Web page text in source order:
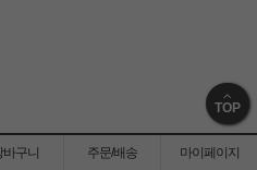
TOP
바구니 주문/배송 마이페이지